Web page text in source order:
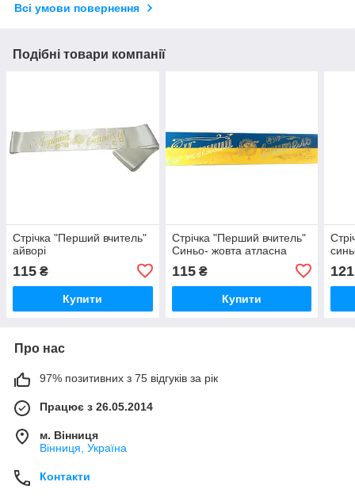
Всі умови повернення
Подібні товари компанії
Стрічка "Перший вчитель"
айворі
115 ₴
Купити
Стрічка "Перший вчитель"
Синьо- жовта атласна
115₴
Купити
121
Про нас
97% позитивних з 75 відгуків за рік
Працює з 26.05.2014
м. Вінниця
Вінниця, Україна
Контакти